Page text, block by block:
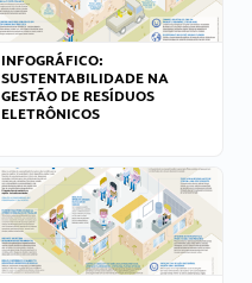
INFOGRÁFICO:
SUSTENTABILIDADE NA
GESTÃO DE RESÍDUOS
ELETRÔNICOS